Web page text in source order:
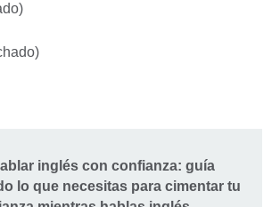
inglés con confianza: guía
lo que necesitas para cimentar tu